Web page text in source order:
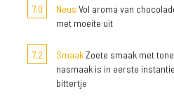
7,0 Neus Vol aroma van
met moeite uit
7,2 SmaakZoete smaak met
nasmaak is in eerste
bittertje